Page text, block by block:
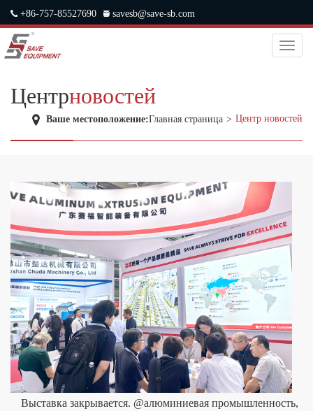
+86-757-85527690 savesb@save-sb.com
RUSSIANToggle
Центрновостей
Ваше местоположение:Главная страница > Центр новостей
Выставка закрывается. @алюминиевая промышленность,